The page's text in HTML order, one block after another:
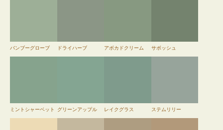
バンブーグローブ ドライハーブ アボカドクリーム サボッシュ
ミントシャーベット グリーンアップル レイクグラス ステムリリー